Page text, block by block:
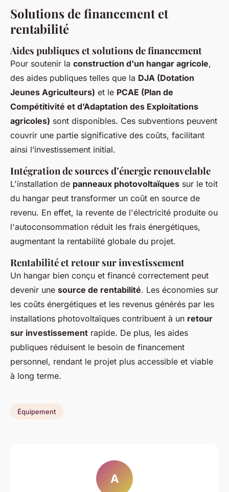
Solutions de financement et
rentabilité
Aides publiques et solutions de financement
Pour soutenir la construction d'un hangar agricole,
des aides publiques telles que la DJA (Dotation
Jeunes Agriculteurs) et le PCAE (Plan de
Compétitivité et d’Adaptation des Exploitations
agricoles) sont disponibles. Ces subventions peuvent
couvrir une partie significative des coûts, facilitant
ainsi l’investissement initial.
Intégration de sources d’énergie renouvelable
L'installation de panneaux photovoltaïques sur le toit
du hangar peut transformer un coût en source de
revenu. En effet, la revente de l'électricité produite ou
l'autoconsommation réduit les frais énergétiques,
augmentant la rentabilité globale du projet.
Rentabilité et retour sur investissement
Un hangar bien conçu et financé correctement peut
devenir une source de rentabilité. Les économies sur
les coûts énergétiques et les revenus générés par les
installations photovoltaïques contribuent à un retour
sur investissement rapide. De plus, les aides
publiques réduisent le besoin de financement
personnel, rendant le projet plus accessible et viable
à long terme.
Équipement
A